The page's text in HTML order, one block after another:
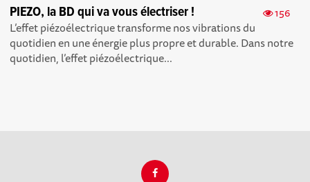
156
PIEZO, la BD qui va vous électriser !
L’effet piézoélectrique transforme nos vibrations du
quotidien en une énergie plus propre et durable. Dans notre
quotidien, l’effet piézoélectrique...